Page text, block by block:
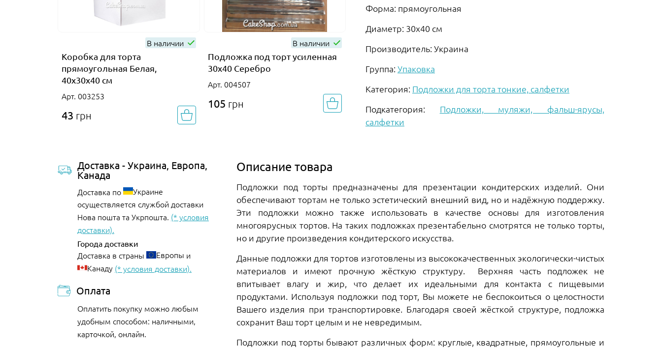
В наличии
Коробка для торта
прямоугольная Белая,
40х30х40 см
Арт. 003253
43 грн
В наличии
Подложка под торт усиленная
30х40 Серебро
Арт. 004507
105 грн
Силиконовый коврик 30х40 см
Арт. 013238
грн
Форма: прямоугольная
Диаметр: 30х40 см
Производитель: Украина
Группа: Упаковка
Категория: Подложки для торта тонкие, салфетки
Подкатегория: Подложки, муляжи, фальш-ярусы,
салфетки
Доставка - Украина, Европа,
Канада
Доставка по
Украине
осуществляется службой доставки
Нова пошта та Укрпошта. (* условия
доставки).
Города доставки
Доставка в страны Европы и
Канаду (* условия доставки).
Оплата
Оплатить покупку можно любым
удобным способом: наличными,
карточкой, онлайн.
Описание товара
Подложки под торты предназначены для презентации кондитерских изделий. Они
обеспечивают тортам не только эстетический внешний вид, но и надёжную поддержку.
Эти подложки можно также использовать в качестве основы для изготовления
многоярусных тортов. На таких подложках презентабельно смотрятся не только торты,
но и другие произведения кондитерского искусства.
Данные подложки для тортов изготовлены из высококачественных экологически-чистых
материалов и имеют прочную жёсткую структуру. Верхняя часть подложек не
впитывает влагу и жир, что делает их идеальными для контакта с пищевыми
продуктами. Используя подложки под торт, Вы можете не беспокоиться о целостности
Вашего изделия при транспортировке. Благодаря своей жёсткой структуре, подложка
сохранит Ваш торт целым и не невредимым.
Подложки под торты бывают различных форм: круглые, квадратные, прямоугольные и